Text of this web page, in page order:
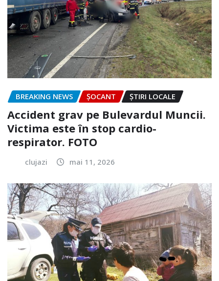
BREAKING NEWS ȘOCANT ȘTIRI LOCALE
Accident grav pe Bulevardul Muncii.
Victima este în stop cardio-
respirator. FOTO
clujazi mai 11, 2026